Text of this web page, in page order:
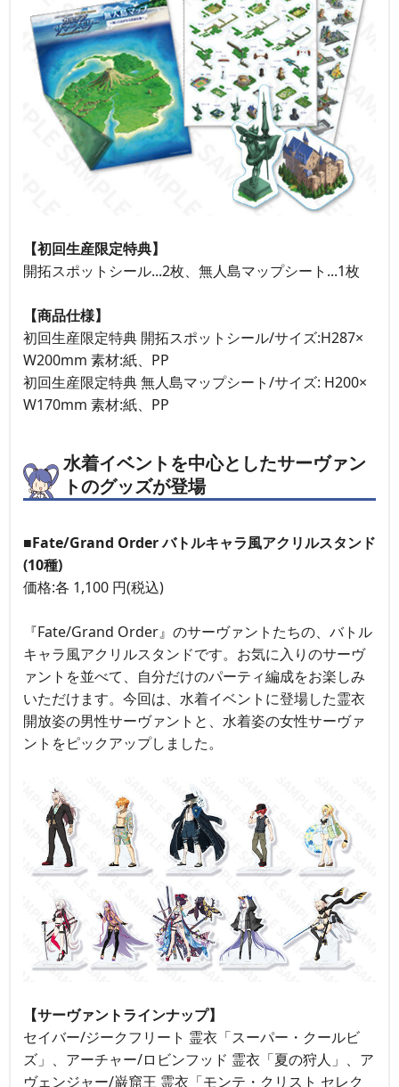
【初回生産限定特典】
開拓スポットシール...2枚、無人島マップシート...1枚
【商品仕様】
初回生産限定特典 開拓スポットシール/サイズ:H287×
W200mm 素材:紙、PP
初回生産限定特典 無人島マップシート/サイズ: H200×
W170mm 素材:紙、PP
水着イベントを中心としたサーヴァン
トのグッズが登場
■Fate/Grand Order バトルキャラ風アクリルスタンド
(10種)
価格:各 1,100 円(税込)
『Fate/Grand Order』のサーヴァントたちの、バトル
キャラ風アクリルスタンドです。お気に入りのサーヴ
ァントを並べて、自分だけのパーティ編成をお楽しみ
いただけます。今回は、水着イベントに登場した霊衣
開放姿の男性サーヴァントと、水着姿の女性サーヴァ
ントをピックアップしました。
【サーヴァントラインナップ】
セイバー/ジークフリート 霊衣「スーパー・クールビ
ズ」、アーチャー/ロビンフッド 霊衣「夏の狩人」、ア
ヴェンジャー/巌窟王 霊衣「モンテ・クリスト セレク